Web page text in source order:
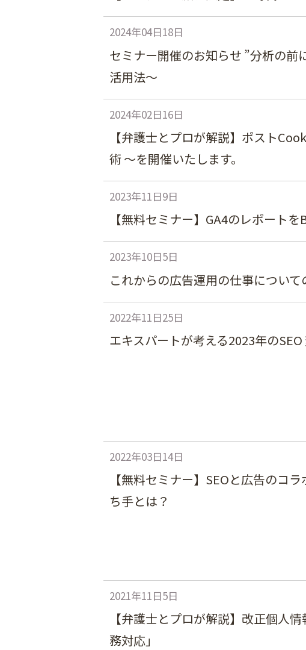
2024年04日18日
セミナー開催のお知らせ ”分析の
活用法～
2024年02日16日
【弁護士とプロが解説】ポスト
術 〜を開催いたします。
2023年11日9日
【無料セミナー】GA4のレポート
2023年10日5日
これからの広告運用の仕事につい
2022年11日25日
エキスパートが考える2023年の
2022年03日14日
【無料セミナー】SEOと広告のコ
ち手とは？
2021年11日5日
【弁護士とプロが解説】改正個人
務対応」